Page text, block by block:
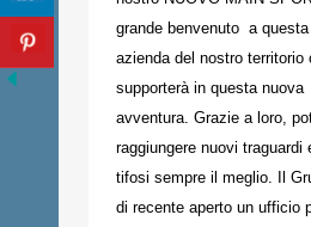
grande benvenuto a
azienda del nostro territorio
supporterà in questa nuova
avventura. Grazie a loro,
raggiungere nuovi traguardi
tifosi sempre il meglio. Il
di recente aperto un ufficio